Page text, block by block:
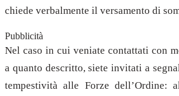
chiede verbalmente il versamento di
Pubblicità
Nel caso in cui veniate contattati con
a quanto descritto, siete invitati a
tempestività alle Forze dell’Ordine: